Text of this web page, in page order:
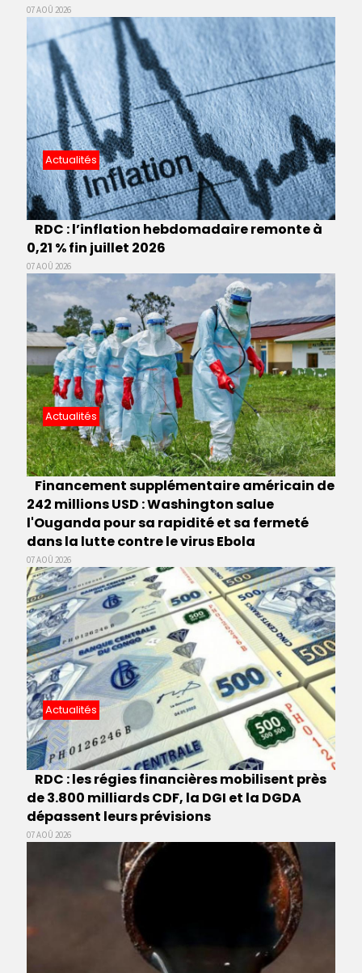
07 AOÛ 2026
Actualités
RDC : l’inflation hebdomadaire remonte à
0,21 % fin juillet 2026
07 AOÛ 2026
Actualités
Financement supplémentaire américain de
242 millions USD : Washington salue
l'Ouganda pour sa rapidité et sa fermeté
dans la lutte contre le virus Ebola
07 AOÛ 2026
Actualités
RDC : les régies financières mobilisent près
de 3.800 milliards CDF, la DGI et la DGDA
dépassent leurs prévisions
07 AOÛ 2026